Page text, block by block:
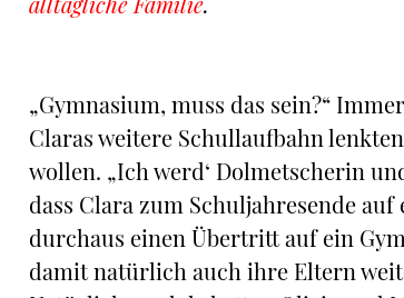
„Gymnasium, muss das sein?“
Claras weitere Schullaufbahn
wollen. „Ich werd‘ Dolmetscherin
dass Clara zum Schuljahresende
durchaus einen Übertritt auf ein
damit natürlich auch ihre Eltern